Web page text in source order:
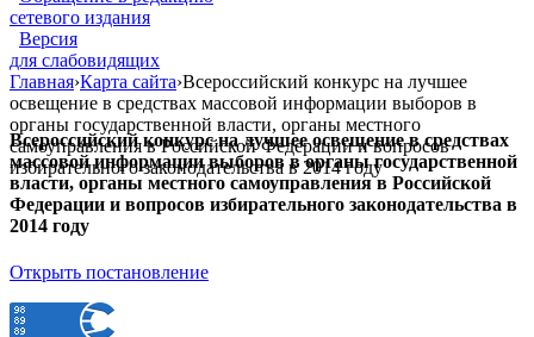
сетевого издания
Версия
для слабовидящих
Главная›Карта сайта›Всероссийский конкурс на лучшее
освещение в средствах массовой информации выборов в
органы государственной власти, органы местного
самоуправления в Российской Федерации и вопросов
избирательного законодательства в 2014 году
Всероссийский конкурс на лучшее освещение в средствах
массовой информации выборов в органы государственной
власти, органы местного самоуправления в Российской
Федерации и вопросов избирательного законодательства в
2014 году
Открыть постановление